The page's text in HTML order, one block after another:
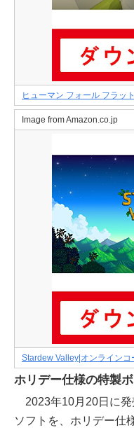
ヒューマン フォール フラッ
Image from Amazon.co.jp
Stardew Valley|オンラインコ
ホリデー仕様の特製
2023年10月20日に発
ソフトを、ホリデー仕